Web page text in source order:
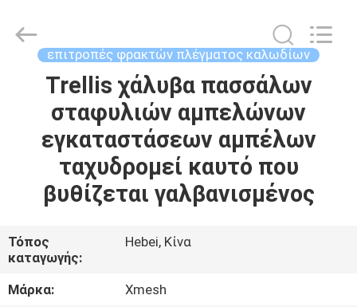
ΣΠΊΤΙ
ΠΡΟΪΌΝΤΑ
ΠΕΡΊΠΟΥ
ΕΜΕΊΣ
ΓΎΡΟΣ
ΕΡΓΟΣΤΑΣΊΩΝ
MFG
επιτροπές φρακτών πλέγματος καλωδίων
Trellis χάλυβα πασσάλων
σταφυλιών αμπελώνων
εγκαταστάσεων αμπέλων
ταχυδρομεί καυτό που
βυθίζεται γαλβανισμένος
Τόπος
καταγωγής:
Hebei, Κίνα
Μάρκα:
Xmesh